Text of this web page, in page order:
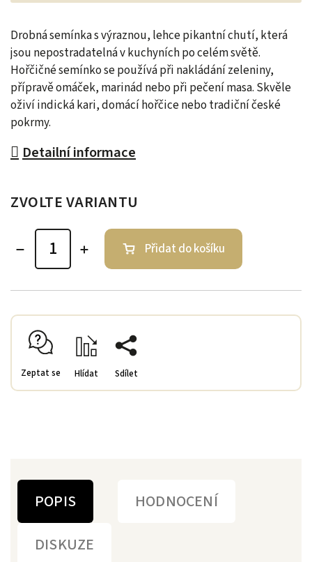
Drobná semínka s výraznou, lehce pikantní chutí, která
jsou nepostradatelná v kuchyních po celém světě.
Hořčičné semínko se používá při nakládání zeleniny,
přípravě omáček, marinád nebo při pečení masa. Skvěle
oživí indická kari, domácí hořčice nebo tradiční české
pokrmy.
Detailní informace
ZVOLTE VARIANTU
Přidat do košíku
Zeptat se Hlídat Sdílet
POPIS
HODNOCENÍ
DISKUZE